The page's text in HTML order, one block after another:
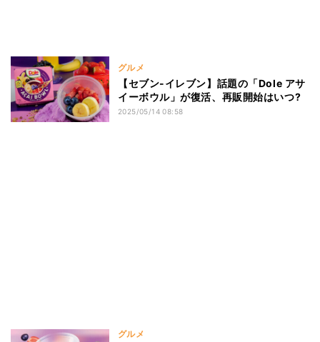
グルメ
【セブン-イレブン】話題の「Dole アサ
イーボウル」が復活、再販開始はいつ?
2025/05/14 08:58
グルメ